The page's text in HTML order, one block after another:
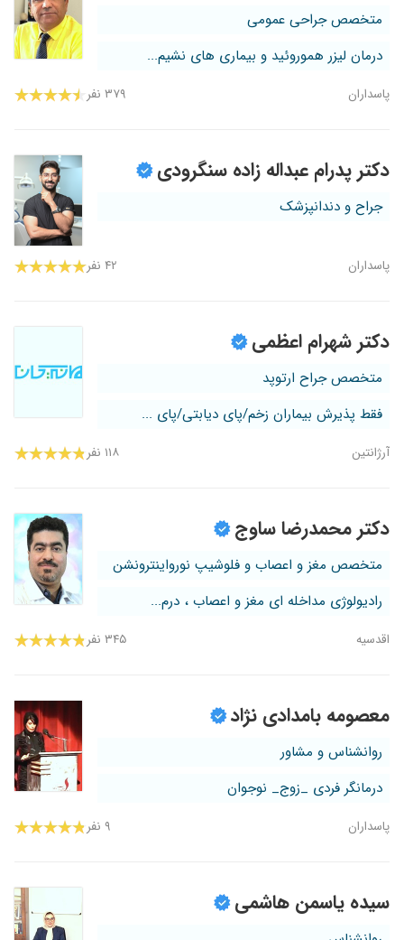
متخصص جراحی عمومی
درمان لیزر هموروئید و بیماری های نشیم...
پاسداران ۳۷۹ نفر
دکتر پدرام عبداله زاده سنگرودی
جراح و دندانپزشک
پاسداران ۴۲ نفر
دکتر شهرام اعظمی
متخصص جراح ارتوپد
فقط پذیرش بیماران زخم/پای دیابتی/پای ...
آرژانتین ۱۱۸ نفر
دکتر محمدرضا ساوج
متخصص مغز و اعصاب و فلوشیپ نورواینترونشن
رادیولوژی مداخله ای مغز و اعصاب ، درم...
اقدسیه ۳۴۵ نفر
معصومه بامدادی نژاد
روانشناس و مشاور
درمانگر فردی _زوج_ نوجوان
پاسداران ۹ نفر
سیده یاسمن هاشمی